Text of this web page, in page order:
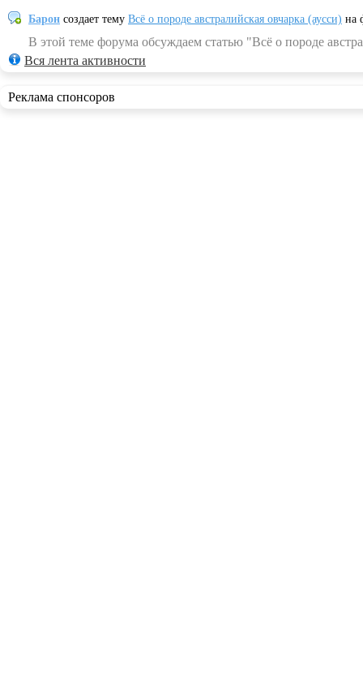
Барон создает тему Всё о породе австралийская овчарка (аусси) на
В этой теме форума обсуждаем статью "Всё о породе
Вся лента активности
Реклама спонсоров